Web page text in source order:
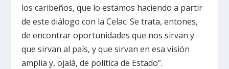
los caribeños, que lo estamos haciendo a partir
de este diálogo con la Celac. Se trata, entones,
de encontrar oportunidades que nos sirvan y
que sirvan al país, y que sirvan en esa visión
amplia y, ojalá, de política de Estado”.